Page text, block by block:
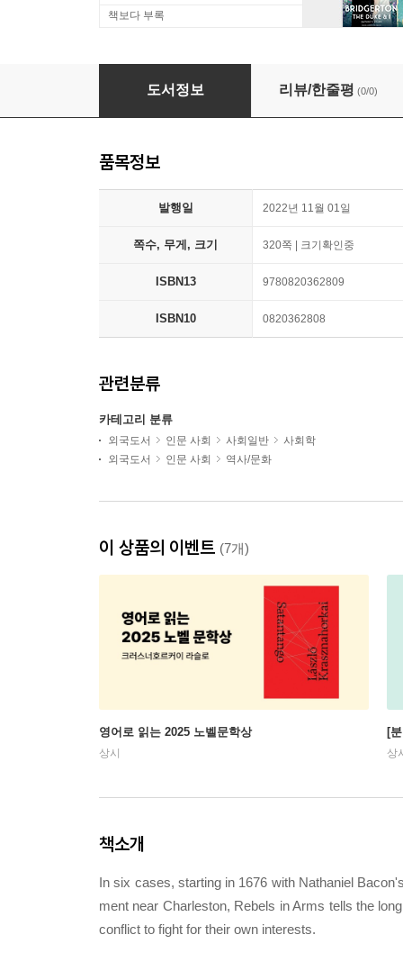
책보다 부록
Rebels in Arms: Black Resistance and the
도서정보 리뷰/한줄평 (0/0)
품목정보
발행일 2022년 11월 01일
쪽수, 무게, 크기 320쪽 | 크기확인중
ISBN13 9780820362809
ISBN10 0820362808
관련분류
카테고리 분류
외국도서 인문 사회 사회일반
사회학
외국도서
인문 사회 역사/문화
이 상품의 이벤트 (7개)
영어로 읽는 2025 노벨문학상
상시
[
상
책소개
In six cases, starting in 1676 with Nathaniel
ment near Charleston, Rebels in Arms tells the
conflict to fight for their own interests.